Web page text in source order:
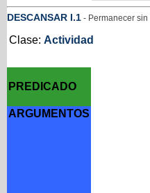
DESCANSAR I.1- Permanecer sin
Clase: Actividad
PREDICADO
ARGUMENTOS